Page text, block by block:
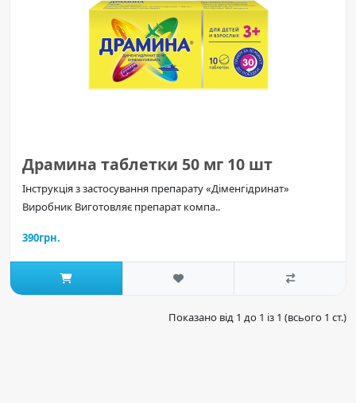
Драмина таблетки 50 мг 10 шт
Інструкція з застосування препарату «Діменгідринат»
Виробник Виготовляє препарат компа..
390грн.
Показано від 1 до 1 із 1 (всього 1 ст.)